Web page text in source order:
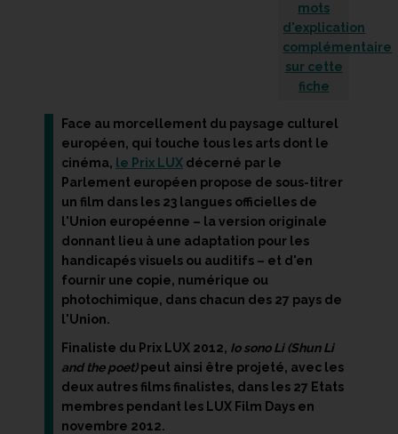
mots
d'explication
complémentaire
sur cette
fiche
Face au morcellement du paysage culturel
européen, qui touche tous les arts dont le
cinéma, le Prix LUX décerné par le
Parlement européen propose de sous-titrer
un film dans les 23 langues officielles de
l'Union européenne – la version originale
donnant lieu à une adaptation pour les
handicapés visuels ou auditifs – et d'en
fournir une copie, numérique ou
photochimique, dans chacun des 27 pays de
l'Union.
Finaliste du Prix LUX 2012, Io sono Li (Shun Li
and the poet)peut ainsi être projeté, avec les
deux autres films finalistes, dans les 27 Etats
membres pendant les LUX Film Days en
novembre 2012.